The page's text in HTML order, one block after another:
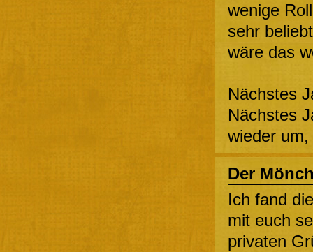
wenige
sehr
wäre das
Nächstes
Nächstes
wieder
Der
Ich fand
mit euch
privaten